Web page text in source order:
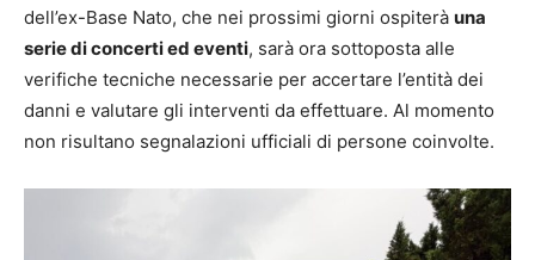
dell’ex-Base Nato, che nei prossimi giorni ospiterà una
serie di concerti ed eventi, sarà ora sottoposta alle
verifiche tecniche necessarie per accertare l’entità dei
danni e valutare gli interventi da effettuare. Al momento
non risultano segnalazioni ufficiali di persone coinvolte.